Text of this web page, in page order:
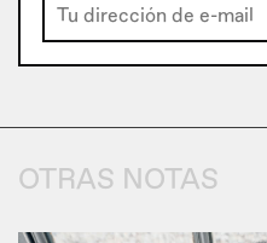
OTRAS NOTAS